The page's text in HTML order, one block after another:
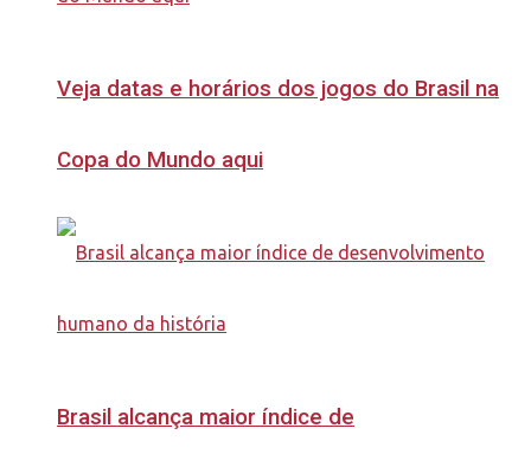
Veja datas e horários dos jogos do Brasil na
Copa do Mundo aqui
Brasil alcança maior índice de